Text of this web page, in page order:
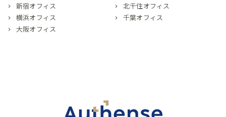
新宿オフィス
北千住オフィス
横浜オフィス
千葉オフィス
大阪オフィス